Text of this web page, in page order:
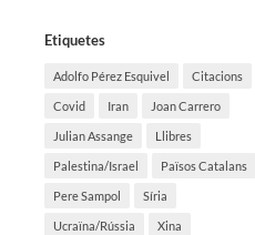
Etiquetes
Adolfo Pérez Esquivel Citacions
Covid Iran Joan Carrero
Julian Assange Llibres
Palestina/Israel Països Catalans
Pere Sampol Síria
Ucraïna/Rússia Xina